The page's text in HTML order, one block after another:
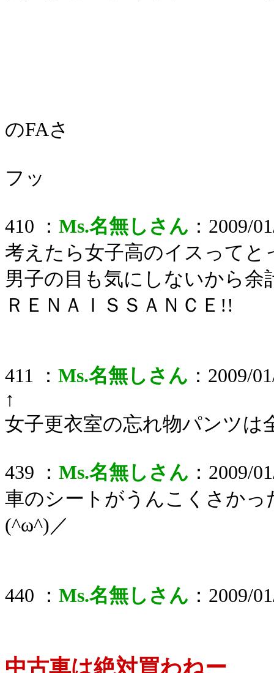
のFAさ
フッ
410 ： Ms.名無しさん ：2009/
考えたら女子高のイスって
男子の目も気にしないから
ＲＥＮＡＩＳＳＡＮＣＥ!!
411 ： Ms.名無しさん ：2009/
↑
女子更衣室の忘れ物パンツは
439 ： Ms.名無しさん ：2009/
車のシートがうんこくさか
(^ω^)／
440 ： Ms.名無しさん ：2009/
中古車は絶対買わねー